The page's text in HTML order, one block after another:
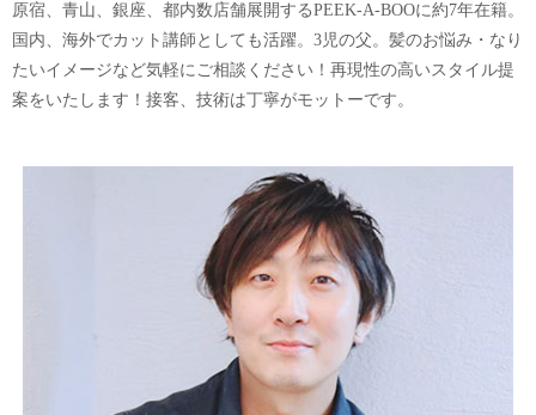
原宿、青山、銀座、都内数店舗展開するPEEK-A-BOOに約7年在籍。
国内、海外でカット講師としても活躍。3児の父。髪のお悩み・なり
たいイメージなど気軽にご相談ください！再現性の高いスタイル提
案をいたします！接客、技術は丁寧がモットーです。